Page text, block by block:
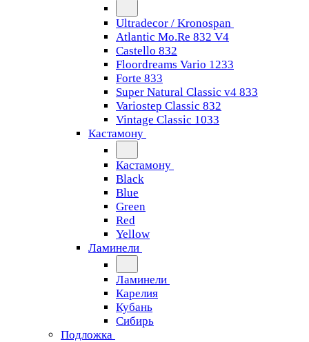
Ultradecor / Kronospan
Atlantic Mo.Re 832 V4
Castello 832
Floordreams Vario 1233
Forte 833
Super Natural Classic v4 833
Variostep Classic 832
Vintage Classic 1033
Кастамону
Кастамону
Black
Blue
Green
Red
Yellow
Ламинели
Ламинели
Карелия
Кубань
Сибирь
Подложка